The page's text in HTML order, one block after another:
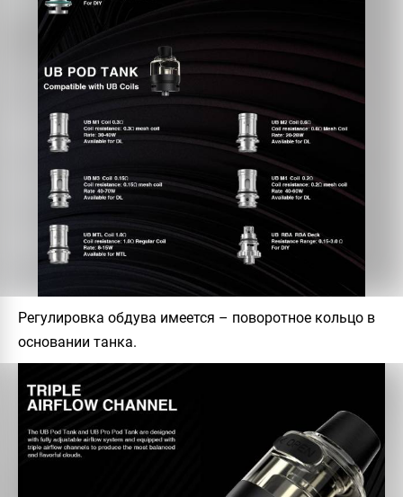
Регулировка обдува имеется – поворотное кольцо в
основании танка.